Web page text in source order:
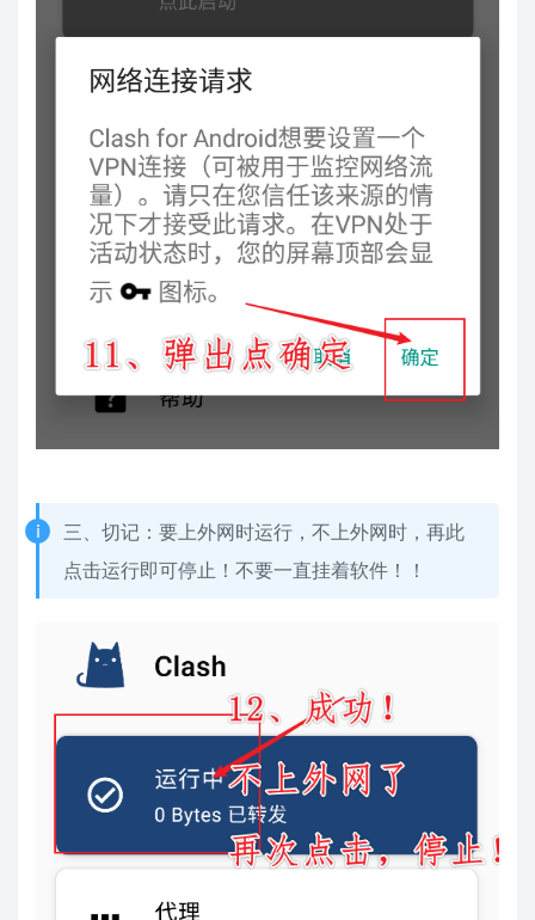
三、切记：要上外网时运行，不上外网时，再此
点击运行即可停止！不要一直挂着软件！！